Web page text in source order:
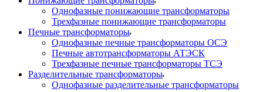
Однофазные понижающие трансформаторы
Трехфазные понижающие трансформаторы
Печные трансформаторы
Однофазные печные трансформаторы ОСЭ
Печные автотрансформаторы АТЭСК
Трехфазные печные трансформаторы ТСЭ
Разделительные трансформаторы
Однофазные разделительные трансформаторы